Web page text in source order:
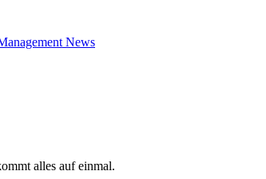
News
alles auf einmal.